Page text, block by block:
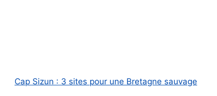
Cap Sizun : 3 sites pour une Bretagne sauvage